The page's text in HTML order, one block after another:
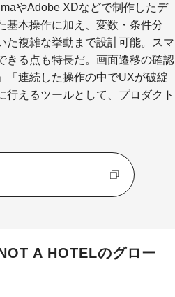
やAdobe XDなどで制作したデ
基本操作に加え、変数・条件分
た複雑な挙動まで設計可能。スマ
きる点も特長だ。画面遷移の確認
「連続した操作の中でUXが破綻
行えるツールとして、プロダクト
A HOTELのグロー